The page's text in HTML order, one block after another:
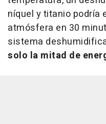
níquel y titanio podría
atmósfera en 30
sistema
solo la mitad de